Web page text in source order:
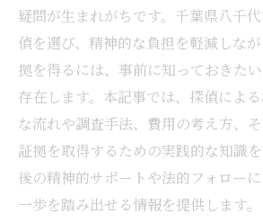
疑問が生まれがちです。千葉県八千
偵を選び、精神的な負担を軽減しな
拠を得るには、事前に知っておきた
存在します。本記事では、探偵によ
な流れや調査手法、費用の考え方、
証拠を取得するための実践的な知識
後の精神的サポートや法的フォロー
一歩を踏み出せる情報を提供します。